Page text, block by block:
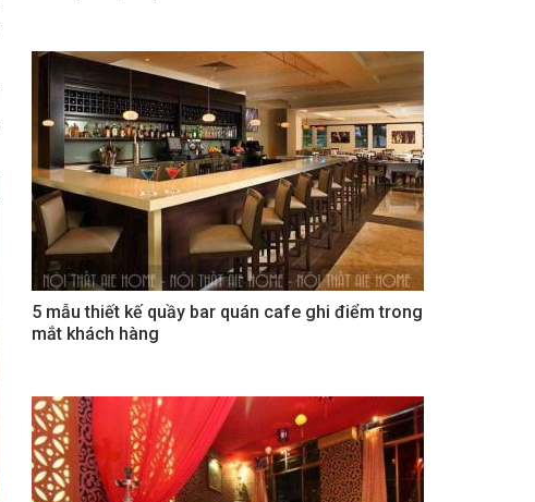
5 mẫu thiết kế quầy bar quán cafe ghi điểm trong
mắt khách hàng